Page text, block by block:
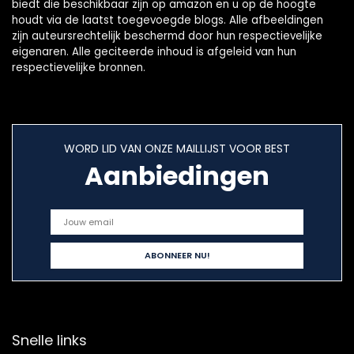
biedt die beschikbaar zijn op amazon en u op de hoogte
houdt via de laatst toegevoegde blogs. Alle afbeeldingen
zijn auteursrechtelijk beschermd door hun respectievelijke
eigenaren. Alle geciteerde inhoud is afgeleid van hun
respectievelijke bronnen.
WORD LID VAN ONZE MAILLIJST VOOR BEST
Aanbiedingen
Snelle links